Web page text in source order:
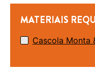
MATERIAIS
Cascola Monta